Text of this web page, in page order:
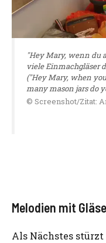
"Hey Mary, wenn du
viele Einmachgläser
("Hey Mary, when
many mason jars do
© Screenshot/Zitat:
Melodien mit
Als Nächstes